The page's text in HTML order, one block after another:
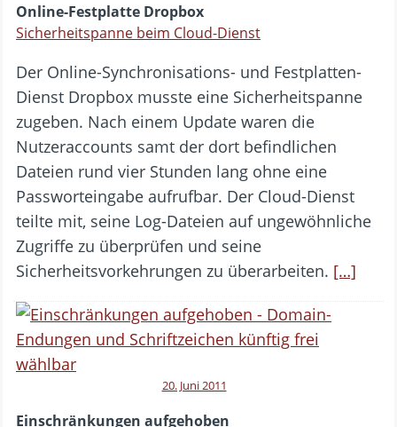
Online-Festplatte Dropbox
Sicherheitspanne beim Cloud-Dienst
Der Online-Synchronisations- und Festplatten-
Dienst Dropbox musste eine Sicherheitspanne
zugeben. Nach einem Update waren die
Nutzeraccounts samt der dort befindlichen
Dateien rund vier Stunden lang ohne eine
Passworteingabe aufrufbar. Der Cloud-Dienst
teilte mit, seine Log-Dateien auf ungewöhnliche
Zugriffe zu überprüfen und seine
Sicherheitsvorkehrungen zu überarbeiten. […]
20. Juni 2011
Einschränkungen aufgehoben